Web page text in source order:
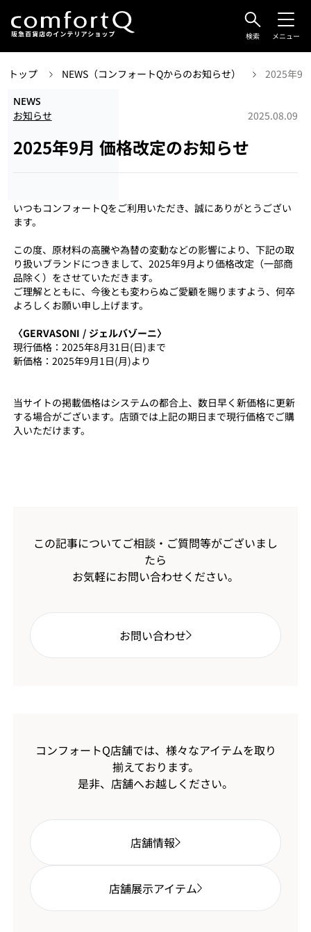
検索 メニュー
トップ NEWS（コンフォートQからのお知らせ） 2025年9
NEWS
お知らせ 2025.08.09
2025年9月 価格改定のお知らせ
いつもコンフォートQをご利用いただき、誠にありがとうござい
ます。
この度、原材料の高騰や為替の変動などの影響により、下記の取
り扱いブランドにつきまして、2025年9月より価格改定（一部商
品除く）をさせていただきます。
ご理解とともに、今後とも変わらぬご愛顧を賜りますよう、何卒
よろしくお願い申し上げます。
〈GERVASONI / ジェルバゾーニ〉
現行価格：2025年8月31日(日)まで
新価格：2025年9月1日(月)より
当サイトの掲載価格はシステムの都合上、数日早く新価格に更新
する場合がございます。店頭では上記の期日まで現行価格でご購
入いただけます。
この記事についてご相談・ご質問等がございまし
たら
お気軽にお問い合わせください。
お問い合わせ
コンフォートQ店舗では、様々なアイテムを取り
揃えております。
是非、店舗へお越しください。
店舗情報
店舗展示アイテム